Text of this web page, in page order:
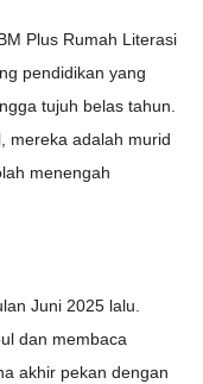
Plus Rumah Literasi
pendidikan yang
tujuh belas tahun.
mereka adalah murid
menengah
Juni 2025 lalu.
dan membaca
akhir pekan dengan